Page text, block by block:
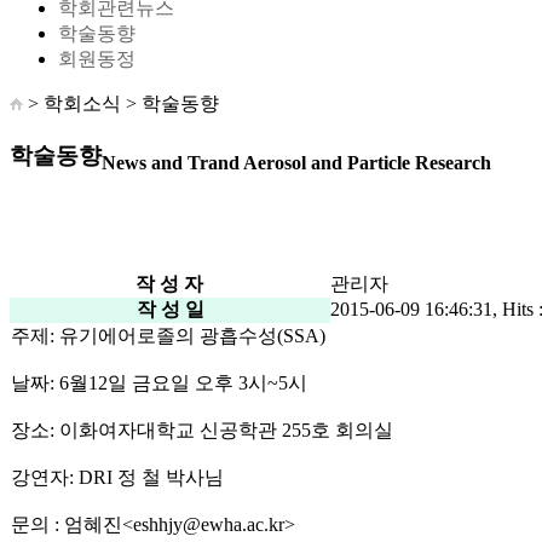
학회관련뉴스
학술동향
회원동정
> 학회소식 > 학술동향
학술동향News and Trand Aerosol and Particle Research
작 성 자
관리자
작 성 일
2015-06-09 16:46:31, Hits
주제: 유기에어로졸의 광흡수성(SSA)
날짜: 6월12일 금요일 오후 3시~5시
장소: 이화여자대학교 신공학관 255호 회의실
강연자: DRI 정 철 박사님
문의 : 엄혜진<eshhjy@ewha.ac.kr>